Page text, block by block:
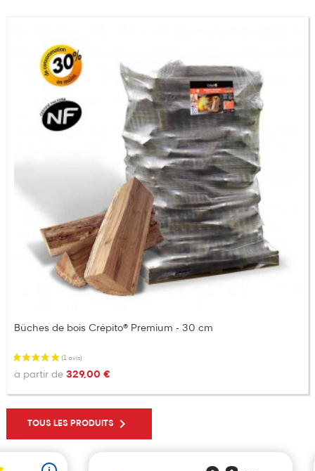
Bûches de bois Crépito® Premium - 30 cm
à partir de 329,00 €
TOUS LES PRODUITS 